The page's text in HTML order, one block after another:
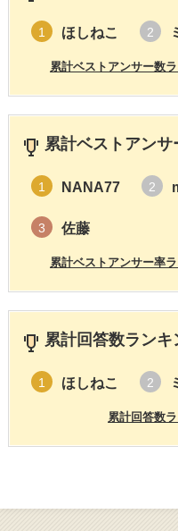
1 ほしねこ 2
累計ベストアンサー数
累計ベストアン
1 NANA77 2
3 佐藤
累計ベストアンサー率
累計回答数ランキ
1 ほしねこ 2
累計回答数